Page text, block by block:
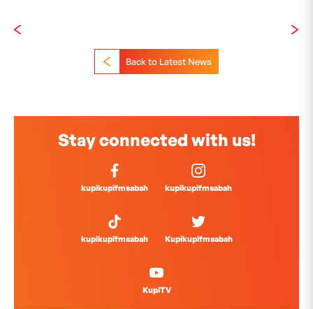
Back to Latest News
Stay connected with us!
kupikupifmsabah kupikupifmsabah
kupikupifmsabah Kupikupifmsabah
KupiTV